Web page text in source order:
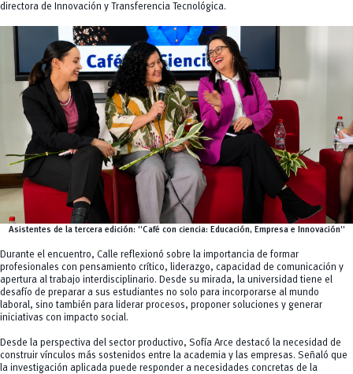
directora de Innovación y Transferencia Tecnológica.
Asistentes de la tercera edición: “Café con ciencia: Educación, Empresa e Innovación”
Durante el encuentro, Calle reflexionó sobre la importancia de formar
profesionales con pensamiento crítico, liderazgo, capacidad de comunicación y
apertura al trabajo interdisciplinario. Desde su mirada, la universidad tiene el
desafío de preparar a sus estudiantes no solo para incorporarse al mundo
laboral, sino también para liderar procesos, proponer soluciones y generar
iniciativas con impacto social.
Desde la perspectiva del sector productivo, Sofía Arce destacó la necesidad de
construir vínculos más sostenidos entre la academia y las empresas. Señaló que
la investigación aplicada puede responder a necesidades concretas de la